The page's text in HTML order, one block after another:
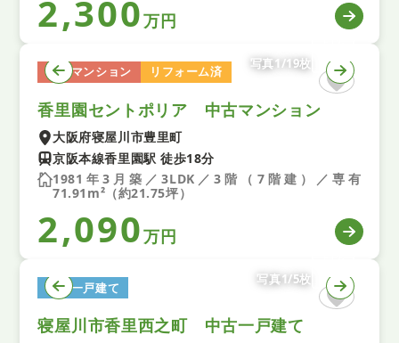
2,300万円
中古マンション リフォーム済
写真1/19枚
香里園セントポリア 中古マンション
大阪府寝屋川市豊里町
京阪本線香里園駅 徒歩18分
1981年3月築／3LDK／3階（7階建）／専有
71.91m²（約21.75坪）
2,090万円
中古一戸建て
写真1/5枚
寝屋川市香里西之町 中古一戸建て